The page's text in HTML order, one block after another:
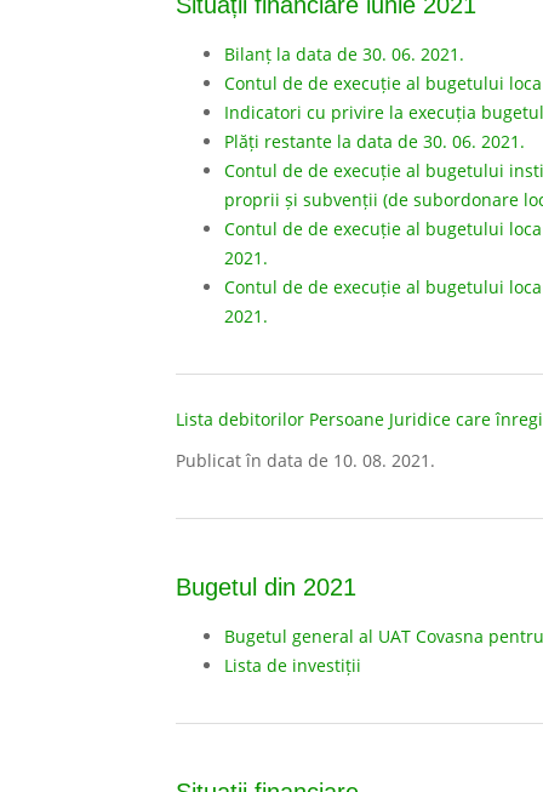
Bilanț la data de 30. 06. 2021.
Contul de de execuție al bugetului
Indicatori cu privire la execuția
Plăți restante la data de 30. 06. 2021.
Contul de de execuție al bugetului
proprii și subvenții (de subordonare
Contul de de execuție al bugetului
2021.
Contul de de execuție al bugetului
2021.
Lista debitorilor Persoane Juridice care
Publicat în data de 10. 08. 2021.
Bugetul din 2021
Bugetul general al UAT Covasna
Lista de investiții